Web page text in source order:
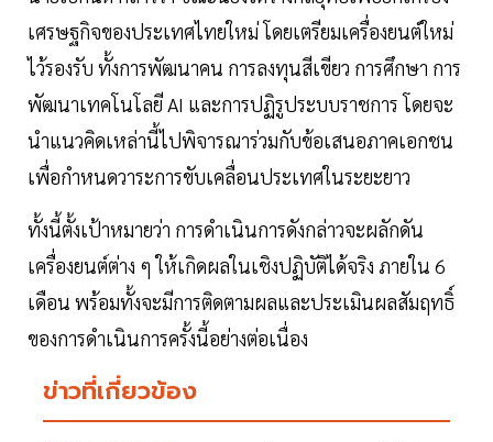
เศรษฐกิจของประเทศไทยใหม่ โดยเตรียมเครื่องยนต์ใหม่
ไว้รองรับ ทั้งการพัฒนาคน การลงทุนสีเขียว การศึกษา การ
พัฒนาเทคโนโลยี AI และการปฏิรูประบบราชการ โดยจะ
นำแนวคิดเหล่านี้ไปพิจารณาร่วมกับข้อเสนอภาคเอกชน
เพื่อกำหนดวาระการขับเคลื่อนประเทศในระยะยาว
ทั้งนี้ตั้งเป้าหมายว่า การดำเนินการดังกล่าวจะผลักดัน
เครื่องยนต์ต่าง ๆ ให้เกิดผลในเชิงปฏิบัติได้จริง ภายใน 6
เดือน พร้อมทั้งจะมีการติดตามผลและประเมินผลสัมฤทธิ์
ของการดำเนินการครั้งนี้อย่างต่อเนื่อง
ข่าวที่เกี่ยวข้อง